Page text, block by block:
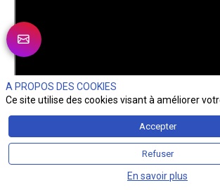
A PROPOS DES COOKIES
Ce site utilise des cookies visant à améliorer
Accepter
Refuser
En savoir plus